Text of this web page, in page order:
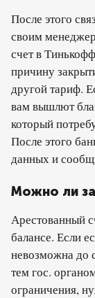
После этого
своим
счет в
причину
другой тариф.
вам вышлют
который
После этого
данных и
Можно ли
Арестованный
балансе. Если
невозможна до
тем гос.
ограничения,